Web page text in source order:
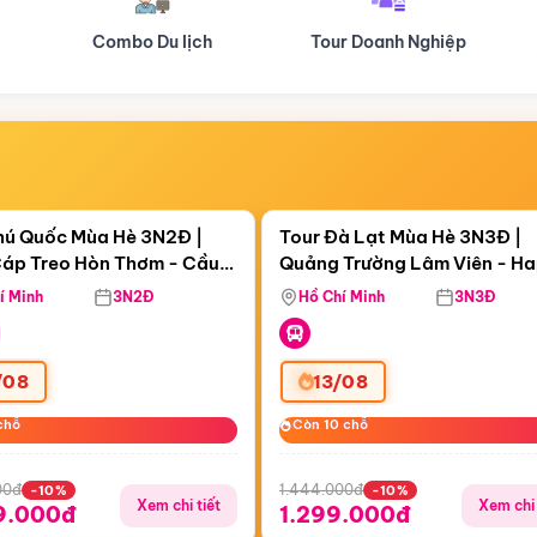
Tour Doanh Nghiệp Du lịch Hành Hương
00:55:41
Treo Hòn Thơm
Quốc Mùa Hè 3N2Đ |
Treo Hòn Thơm - Cầu
Viên Nước Aquatopia
Minh 3N2Đ
-10%
Xem chi tiết
Còn05 ngày 00:55:41
Tour Đà Lạt Mùa Hè 3N3Đ |
Quảng Trường Lâm Viên -
Hill - Puppy Farm
Hồ Chí Minh 3N3Đ
13/08
Còn 10 chỗ
Còn 10 chỗ
1.444.000đ -10%
1.299.000đ Xem